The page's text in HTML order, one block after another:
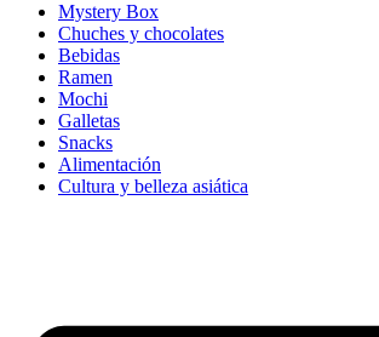
Mystery Box
Chuches y chocolates
Bebidas
Ramen
Mochi
Galletas
Snacks
Alimentación
Cultura y belleza asiática